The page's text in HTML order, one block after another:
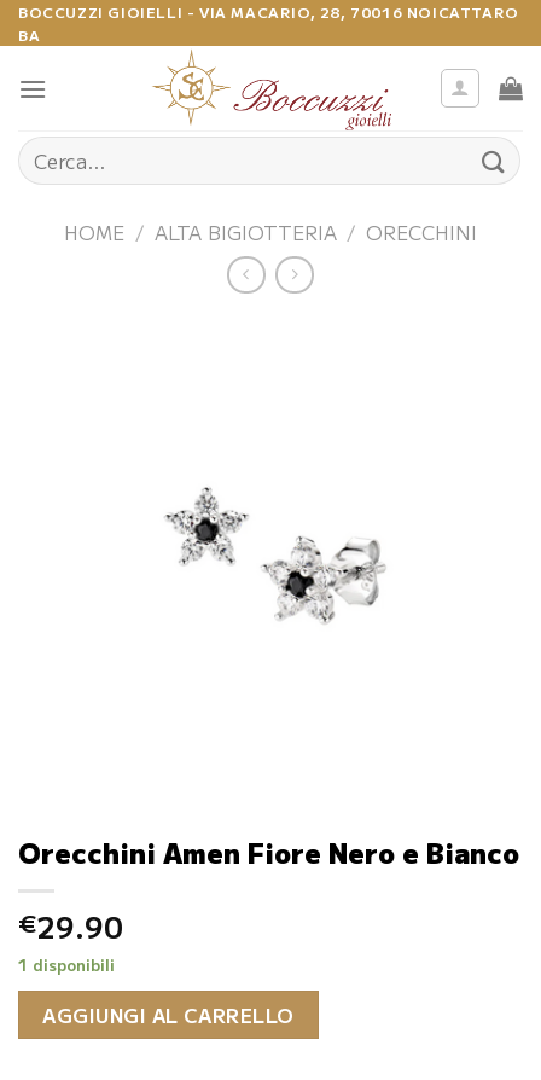
Salta
ai
contenuti
BOCCUZZI GIOIELLI - VIA MACARIO, 28, 70016 NOICATTARO
BA
Cerca:
HOME / ALTA BIGIOTTERIA / ORECCHINI
Orecchini Amen Fiore Nero e Bianco
€29.90
1 disponibili
AGGIUNGI AL CARRELLO